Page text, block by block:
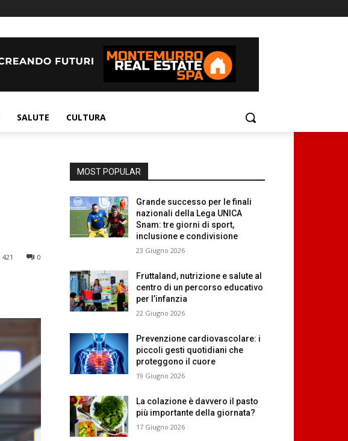
SALUTE CULTURA
0
421
MOST POPULAR
Grande successo per le finali
nazionali della Lega UNICA
Snam: tre giorni di sport,
inclusione e condivisione
23 Giugno 2026
Fruttaland, nutrizione e salute al
centro di un percorso educativo
per l’infanzia
22 Giugno 2026
Prevenzione cardiovascolare: i
piccoli gesti quotidiani che
proteggono il cuore
19 Giugno 2026
La colazione è davvero il pasto
più importante della giornata?
17 Giugno 2026